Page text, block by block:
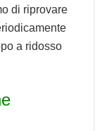
di riprovare
a ridosso